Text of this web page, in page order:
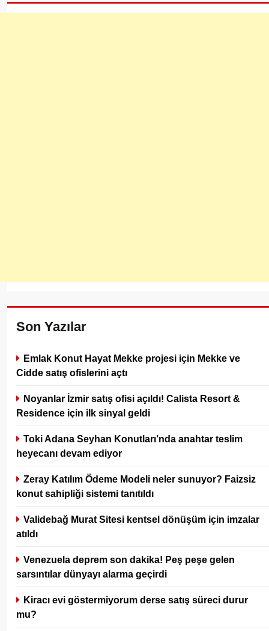
Son Yazılar
Emlak Konut Hayat Mekke projesi için Mekke ve
Cidde satış ofislerini açtı
Noyanlar İzmir satış ofisi açıldı! Calista Resort &
Residence için ilk sinyal geldi
Toki Adana Seyhan Konutları’nda anahtar teslim
heyecanı devam ediyor
Zeray Katılım Ödeme Modeli neler sunuyor? Faizsiz
konut sahipliği sistemi tanıtıldı
Validebağ Murat Sitesi kentsel dönüşüm için imzalar
atıldı
Venezuela deprem son dakika! Peş peşe gelen
sarsıntılar dünyayı alarma geçirdi
Kiracı evi göstermiyorum derse satış süreci durur
mu?